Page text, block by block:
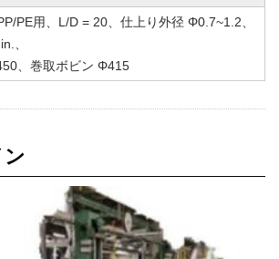
PE用、L/D = 20、仕上り外径 Φ0.7~1.2、
、
、巻取ボビン Φ415